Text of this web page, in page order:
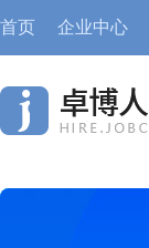
首页 企业中心